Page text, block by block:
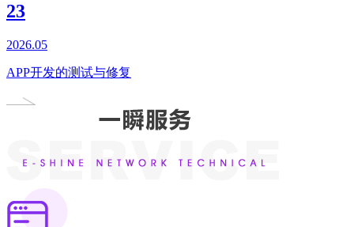
23
2026.05
APP开发的测试与修复